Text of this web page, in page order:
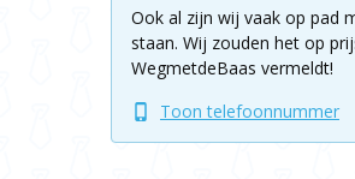
Ook al zijn wij vaak op pad
staan. Wij zouden het op
WegmetdeBaas vermeldt!
Toon telefoonnummer